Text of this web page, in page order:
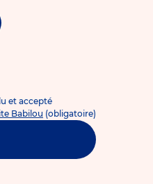
et accepté
Babilou (obligatoire)